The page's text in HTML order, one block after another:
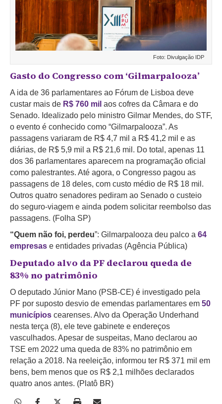
Foto: Divulgação IDP
Gasto do Congresso com ‘Gilmarpalooza’
A ida de 36 parlamentares ao Fórum de Lisboa deve
custar mais de R$ 760 mil aos cofres da Câmara e do
Senado. Idealizado pelo ministro Gilmar Mendes, do STF,
o evento é conhecido como “Gilmarpalooza”. As
passagens variaram de R$ 4,7 mil a R$ 41,2 mil e as
diárias, de R$ 5,9 mil a R$ 21,6 mil. Do total, apenas 11
dos 36 parlamentares aparecem na programação oficial
como palestrantes. Até agora, o Congresso pagou as
passagens de 18 deles, com custo médio de R$ 18 mil.
Outros quatro senadores pediram ao Senado o custeio
do seguro-viagem e ainda podem solicitar reembolso das
passagens. (Folha SP)
“Quem não foi, perdeu”: Gilmarpalooza deu palco a 64
empresas e entidades privadas (Agência Pública)
Deputado alvo da PF declarou queda de
83% no patrimônio
O deputado Júnior Mano (PSB-CE) é investigado pela
PF por suposto desvio de emendas parlamentares em 50
municípios cearenses. Alvo da Operação Underhand
nesta terça (8), ele teve gabinete e endereços
vasculhados. Apesar de suspeitas, Mano declarou ao
TSE em 2022 uma queda de 83% no patrimônio em
relação a 2018. Na reeleição, informou ter R$ 371 mil em
bens, bem menos que os R$ 2,1 milhões declarados
quatro anos antes. (Platô BR)